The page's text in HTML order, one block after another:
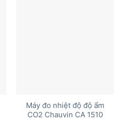
Máy đo nhiệt độ độ ẩm
CO2 Chauvin CA 1510